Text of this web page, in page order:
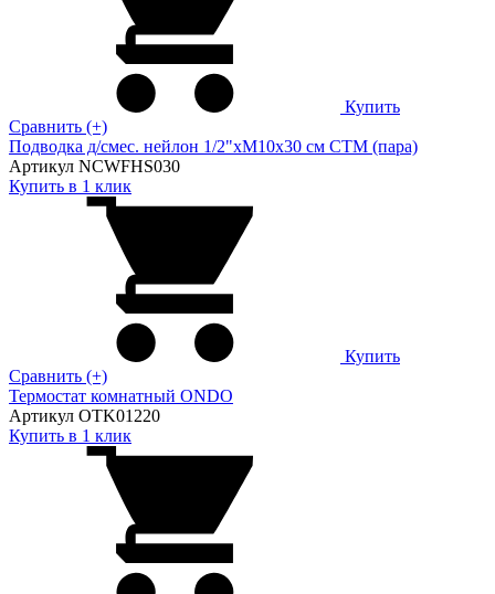
Купить
Сравнить (+)
Подводка д/смес. нейлон 1/2"xM10x30 см CTM (пара)
Артикул NCWFHS030
Купить в 1 клик
Купить
Сравнить (+)
Термостат комнатный ONDO
Артикул OTK01220
Купить в 1 клик